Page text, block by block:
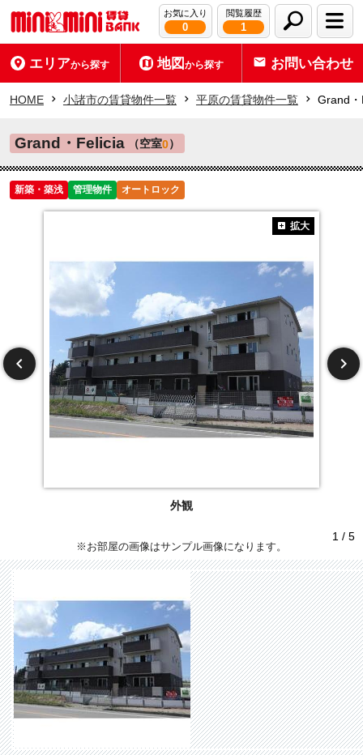
お気に入り
0
閲覧履歴
1
エリアから探す 地図から探す お問い合わせ
HOME 小諸市の賃貸物件一覧 平原の賃貸物件一覧 Grand
Grand・Felicia （空室0）
新築・築浅 管理物件 オートロック
外観
拡大
1 / 5
※お部屋の画像はサンプル画像になります。